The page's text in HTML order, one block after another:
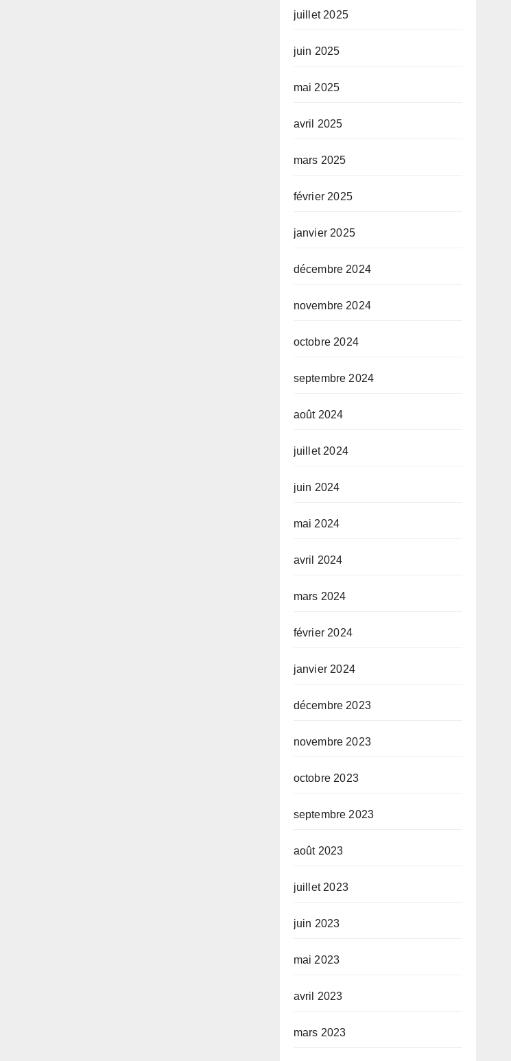
juillet 2025
juin 2025
mai 2025
avril 2025
mars 2025
février 2025
janvier 2025
décembre 2024
novembre 2024
octobre 2024
septembre 2024
août 2024
juillet 2024
juin 2024
mai 2024
avril 2024
mars 2024
février 2024
janvier 2024
décembre 2023
novembre 2023
octobre 2023
septembre 2023
août 2023
juillet 2023
juin 2023
mai 2023
avril 2023
mars 2023